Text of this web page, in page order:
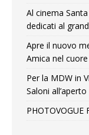
Al cinema
dedicati al
Apre il nuovo
Amica nel
Per la MDW in
Saloni all’aperto
PHOTOVOGUE